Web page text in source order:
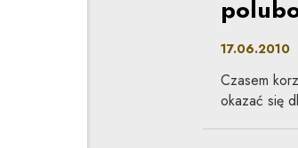
17.06.2010
Czasem
okazać się